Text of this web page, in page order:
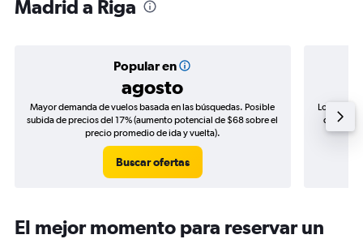
Madrid a Riga
Popular en
agosto
Mayor demanda de vuelos basada en las búsquedas. Posible
subida de precios del 17% (aumento potencial de $68 sobre el
precio promedio de ida y vuelta).
Buscar ofertas
Los
de
El mejor momento para reservar un